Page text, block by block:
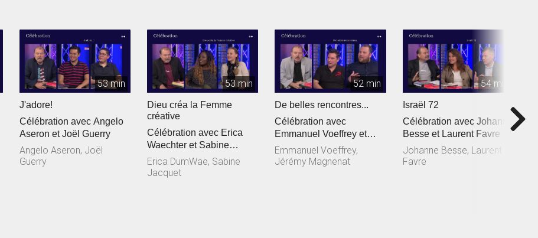
53 min
J'adore!
Célébration avec Angelo
Aseron et Joël Guerry
Angelo Aseron, Joël
Guerry
53 min
Dieu créa la Femme
créative
Célébration avec Erica
Waechter et Sabine
Jacquet
Erica DumWae, Sabine
Jacquet
52 min
De belles rencontres...
Célébration avec
Emmanuel Voeffrey et
Jérémy Magnenat
Emmanuel Voeffrey,
Jérémy Magnenat
54 min
Israël 72
Célébration avec Johanne
Besse et Laurent Favre
Johanne Besse, Laurent
Favre